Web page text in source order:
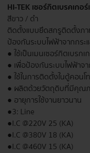
HI-TEK เซอร์กิตเบรคเก
สีขาว / ดำ
ติดตั้งแบบยึดสกรูติดตั้งภาย
ป้องกันระบบไฟฟ้าจากกระ
● ใช้เป็นเมนเซอร์กิตเบรก
● เพื่อป้องกันระบบไฟฟ้าจา
● ใช้ในการติดตั้งในตู้คอนโ
● ผลิตด้วยวัตถุดิบที่มีคุณภ
● อายุการใช้งานยาวนาน
● 3: Line
● I.C @220V 25 (KA)
● I.C @380V 18 (KA)
● I.C @460V 15 (KA)